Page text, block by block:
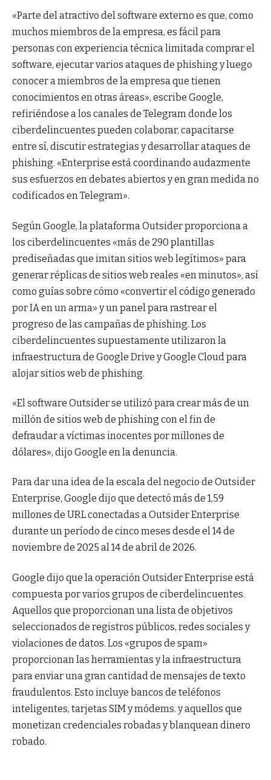
«Parte del atractivo del software externo es que, como
muchos miembros de la empresa, es fácil para
personas con experiencia técnica limitada comprar el
software, ejecutar varios ataques de phishing y luego
conocer a miembros de la empresa que tienen
conocimientos en otras áreas», escribe Google,
refiriéndose a los canales de Telegram donde los
ciberdelincuentes pueden colaborar, capacitarse
entre sí, discutir estrategias y desarrollar ataques de
phishing. «Enterprise está coordinando audazmente
sus esfuerzos en debates abiertos y en gran medida no
codificados en Telegram».
Según Google, la plataforma Outsider proporciona a
los ciberdelincuentes «más de 290 plantillas
prediseñadas que imitan sitios web legítimos» para
generar réplicas de sitios web reales «en minutos», así
como guías sobre cómo «convertir el código generado
por IA en un arma» y un panel para rastrear el
progreso de las campañas de phishing. Los
ciberdelincuentes supuestamente utilizaron la
infraestructura de Google Drive y Google Cloud para
alojar sitios web de phishing.
«El software Outsider se utilizó para crear más de un
millón de sitios web de phishing con el fin de
defraudar a víctimas inocentes por millones de
dólares», dijo Google en la denuncia.
Para dar una idea de la escala del negocio de Outsider
Enterprise, Google dijo que detectó más de 1,59
millones de URL conectadas a Outsider Enterprise
durante un período de cinco meses desde el 14 de
noviembre de 2025 al 14 de abril de 2026.
Google dijo que la operación Outsider Enterprise está
compuesta por varios grupos de ciberdelincuentes.
Aquellos que proporcionan una lista de objetivos
seleccionados de registros públicos, redes sociales y
violaciones de datos. Los «grupos de spam»
proporcionan las herramientas y la infraestructura
para enviar una gran cantidad de mensajes de texto
fraudulentos. Esto incluye bancos de teléfonos
inteligentes, tarjetas SIM y módems. y aquellos que
monetizan credenciales robadas y blanquean dinero
robado.